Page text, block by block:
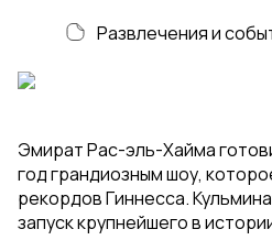
Развлечения и
Эмират Рас-эль-Хайма
год грандиозным шоу,
рекордов Гиннесса.
запуск крупнейшего в